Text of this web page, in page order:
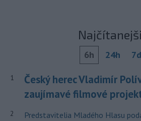
6h 24h 7d
1
Český herec Vladimír
zaujímavé filmové
2
Predstavitelia Mladého Hlasu